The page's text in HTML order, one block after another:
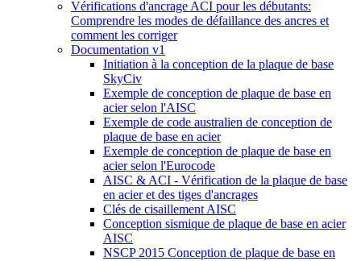
Vérifications d'ancrage ACI pour les débutants:
Comprendre les modes de défaillance des ancres et
comment les corriger
Documentation v1
Initiation à la conception de la plaque de base
SkyCiv
Exemple de conception de plaque de base en
acier selon l'AISC
Exemple de code australien de conception de
plaque de base en acier
Exemple de conception de plaque de base en
acier selon l'Eurocode
AISC & ACI - Vérification de la plaque de base
en acier et des tiges d'ancrages
Clés de cisaillement AISC
Conception sismique de plaque de base en acier
AISC
NSCP 2015 Conception de plaque de base en